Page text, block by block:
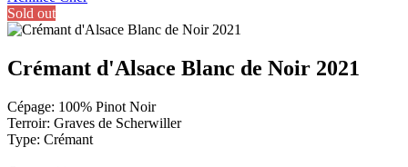
Sold out
Crémant d'Alsace Blanc de Noir 2021
Cépage: 100% Pinot Noir
Terroir: Graves de Scherwiller
Type: Crémant